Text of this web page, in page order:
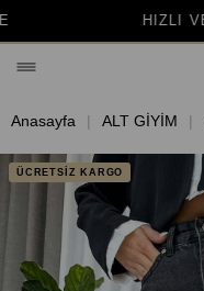
VE KOLAY DEĞİŞİM
Anasayfa ALT GİYİM
ÜCRETSİZ KARGO